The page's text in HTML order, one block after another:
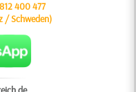
400 477
/ Schweden)